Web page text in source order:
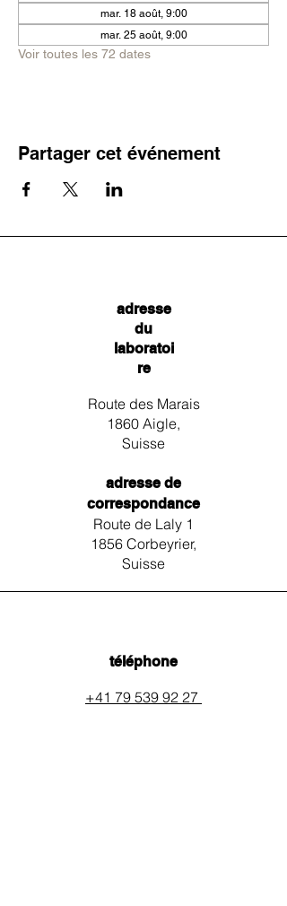
mar. 18 août, 9:00
mar. 25 août, 9:00
Voir toutes les 72 dates
Partager cet événement
adresse
du
laboratoi
re
Route des Marais
1860 Aigle,
Suisse
adresse de
correspondance
Route de Laly 1
1856 Corbeyrier,
Suisse
téléphone
+41 79 539 92 27